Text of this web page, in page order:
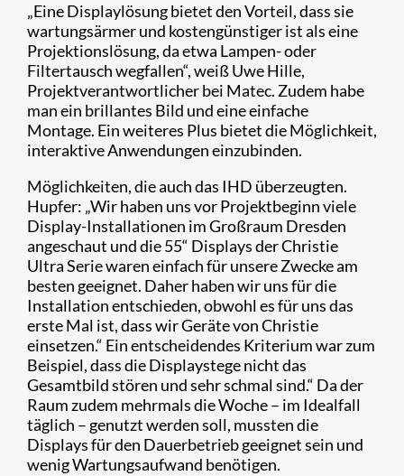
„Eine Displaylösung bietet den Vorteil, dass sie
wartungsärmer und kostengünstiger ist als eine
Projektionslösung, da etwa Lampen- oder
Filtertausch wegfallen“, weiß Uwe Hille,
Projektverantwortlicher bei Matec. Zudem habe
man ein brillantes Bild und eine einfache
Montage. Ein weiteres Plus bietet die Möglichkeit,
interaktive Anwendungen einzubinden.
Möglichkeiten, die auch das IHD überzeugten.
Hupfer: „Wir haben uns vor Projektbeginn viele
Display-Installationen im Großraum Dresden
angeschaut und die 55“ Displays der Christie
Ultra Serie waren einfach für unsere Zwecke am
besten geeignet. Daher haben wir uns für die
Installation entschieden, obwohl es für uns das
erste Mal ist, dass wir Geräte von Christie
einsetzen.“ Ein entscheidendes Kriterium war zum
Beispiel, dass die Displaystege nicht das
Gesamtbild stören und sehr schmal sind.“ Da der
Raum zudem mehrmals die Woche – im Idealfall
täglich – genutzt werden soll, mussten die
Displays für den Dauerbetrieb geeignet sein und
wenig Wartungsaufwand benötigen.